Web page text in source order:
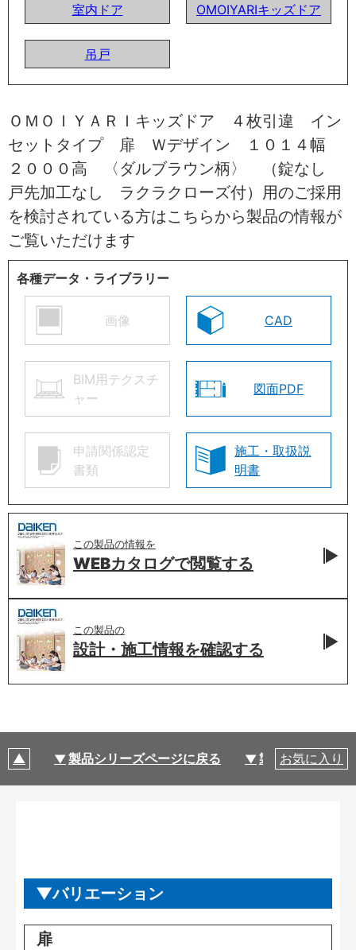
室内ドア
OMOIYARIキッズドア
吊戸
ＯＭＯＩＹＡＲＩキッズドア ４枚引違 イン
セットタイプ 扉 Ｗデザイン １０１４幅
２０００高 〈ダルブラウン柄〉 （錠なし
戸先加工なし ラクラクローズ付）用のご採用
を検討されている方はこちらから製品の情報が
ご覧いただけます
各種データ・ライブラリー
画像 CAD
BIM用テクスチ
ャー
図面PDF
申請関係認定
書類
施工・取扱説
明書
この製品の情報を
WEBカタログで閲覧する
この製品の
設計・施工情報を確認する
製品シリーズページに戻る 製品仕様
お気に入り
バリエーション
扉